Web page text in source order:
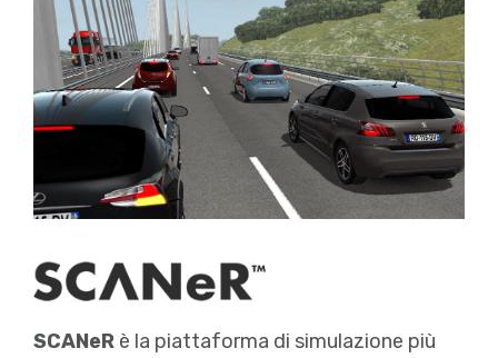
SCANeR è la piattaforma di simulazione più